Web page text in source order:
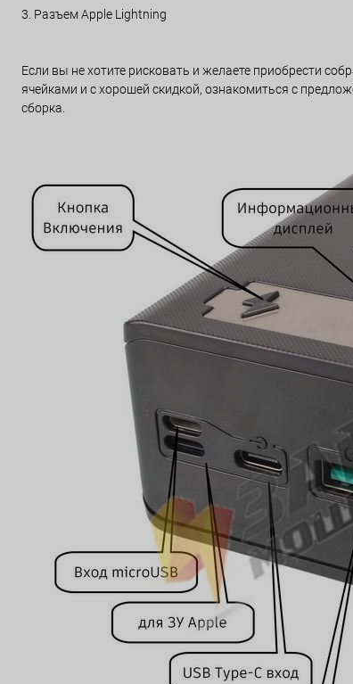
3. Разъем Apple Lightning
Если вы не хотите рисковать и желаете приобрести
ячейками и с хорошей скидкой, ознакомиться с
сборка.